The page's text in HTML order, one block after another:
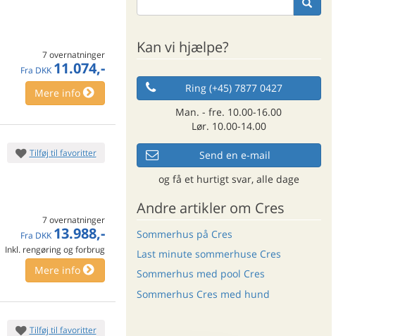
7 overnatninger
Fra DKK 11.074,-
Mere info
Tilføj til favoritter
7 overnatninger
Fra DKK 13.988,-
Inkl. rengøring og forbrug
Mere info
Tilføj til favoritter
Kan vi hjælpe?
Ring (+45) 7877 0427
Man. - fre. 10.00-16.00
Lør. 10.00-14.00
Send en e-mail
og få et hurtigt svar, alle dage
Andre artikler om Cres
Sommerhus på Cres
Last minute sommerhuse Cres
Sommerhus med pool Cres
Sommerhus Cres med hund